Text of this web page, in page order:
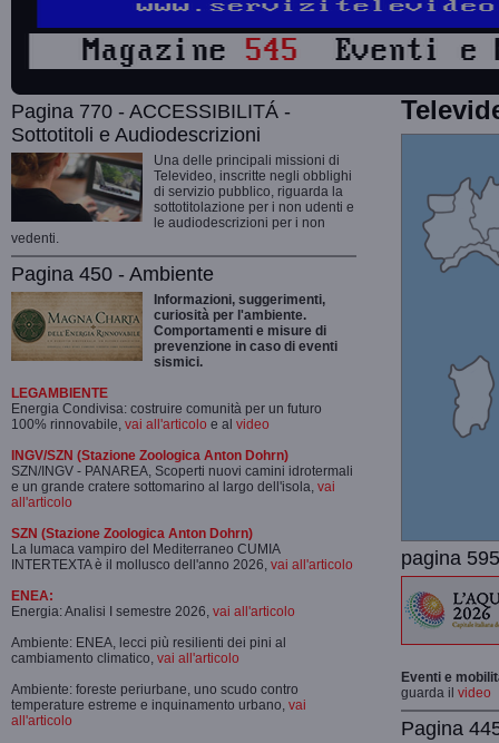
Pagina 770 - ACCESSIBILITÁ -
Sottotitoli e Audiodescrizioni
Una delle principali missioni di
Televideo, inscritte negli obblighi
di servizio pubblico, riguarda la
sottotitolazione per i non udenti e
le audiodescrizioni per i non
vedenti.
Pagina 450 - Ambiente
Informazioni, suggerimenti,
curiosità per l'ambiente.
Comportamenti e misure di
prevenzione in caso di eventi
sismici.
LEGAMBIENTE
Energia Condivisa: costruire comunità per un futuro
100% rinnovabile, vai all'articolo e al video
INGV/SZN (Stazione Zoologica Anton Dohrn)
SZN/INGV - PANAREA, Scoperti nuovi camini idrotermali
e un grande cratere sottomarino al largo dell'isola, vai
all'articolo
SZN (Stazione Zoologica Anton Dohrn)
La lumaca vampiro del Mediterraneo CUMIA
INTERTEXTA è il mollusco dell'anno 2026, vai all'articolo
ENEA:
Energia: Analisi I semestre 2026, vai all'articolo
Ambiente: ENEA, lecci più resilienti dei pini al
cambiamento climatico, vai all'articolo
Ambiente: foreste periurbane, uno scudo contro
temperature estreme e inquinamento urbano, vai
all'articolo
pagina
Eventi e
guarda il video
Pagina